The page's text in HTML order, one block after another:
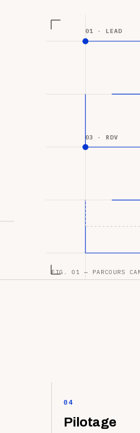
01 · LEAD
03 · RDV
FIG. 01 — PARCOURS
04
Pilotage